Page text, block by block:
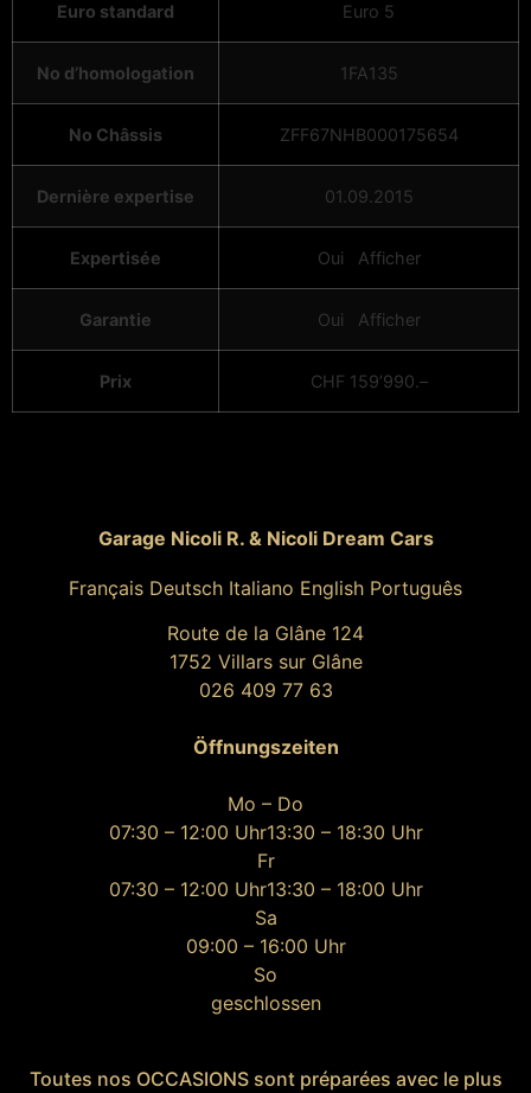
Euro standard Euro 5
No d’homologation 1FA135
No Châssis ZFF67NHB000175654
Dernière expertise 01.09.2015
Expertisée Oui Afficher
Garantie Oui Afficher
Prix CHF 159’990.–
Garage Nicoli R. & Nicoli Dream Cars
Français Deutsch Italiano English Português
Route de la Glâne 124
1752 Villars sur Glâne
026 409 77 63
Öffnungszeiten
Mo – Do
07:30 – 12:00 Uhr13:30 – 18:30 Uhr
Fr
07:30 – 12:00 Uhr13:30 – 18:00 Uhr
Sa
09:00 – 16:00 Uhr
So
geschlossen
Toutes nos OCCASIONS sont préparées avec le plus